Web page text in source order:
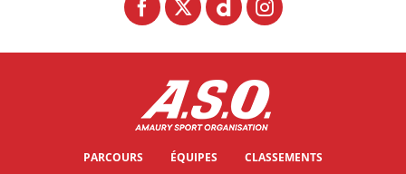
PARCOURS ÉQUIPES
CLASSEMENTS